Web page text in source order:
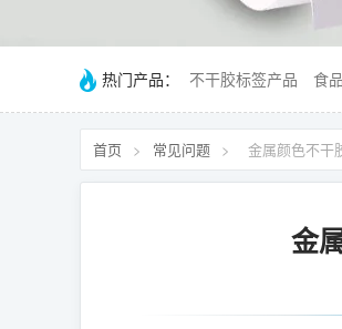
热门产品： 不干胶标签产品 食
首页 > 常见问题 > 金属颜色不干
金